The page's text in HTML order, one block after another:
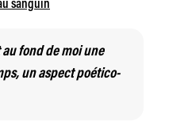
sanguin
fond de moi une
un aspect poético-